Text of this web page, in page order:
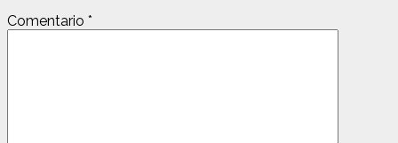
Comentario *